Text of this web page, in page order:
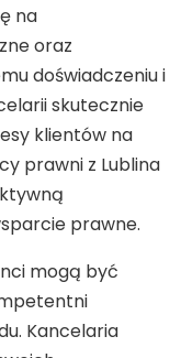
na
oraz
doświadczeniu i
skutecznie
klientów na
prawni z Lublina
prawne.
mogą być
Kancelaria